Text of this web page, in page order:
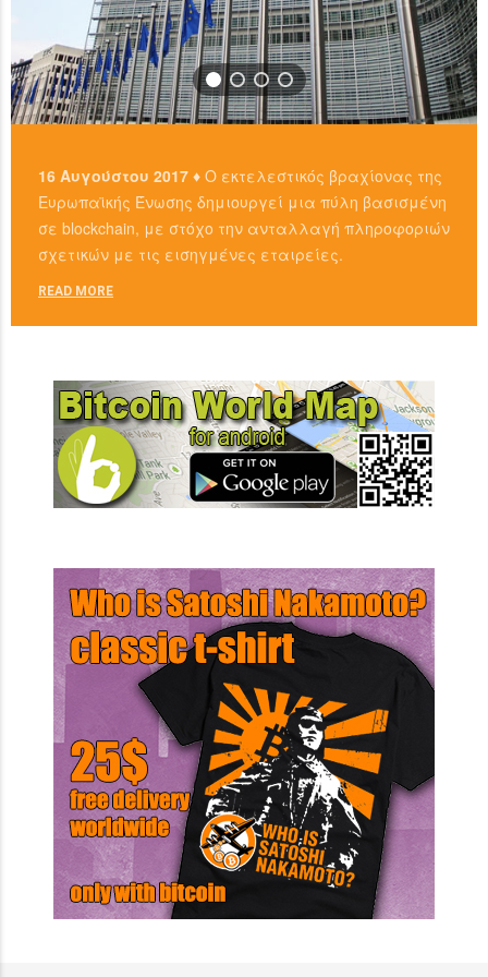
16 Αυγούστου 2017 ♦ Ο εκτελεστικός βραχίονας της
Ευρωπαϊκής Ένωσης δημιουργεί μια πύλη βασισμένη
σε blockchain, με στόχο την ανταλλαγή πληροφοριών
σχετικών με τις εισηγμένες εταιρείες.
READ MORE